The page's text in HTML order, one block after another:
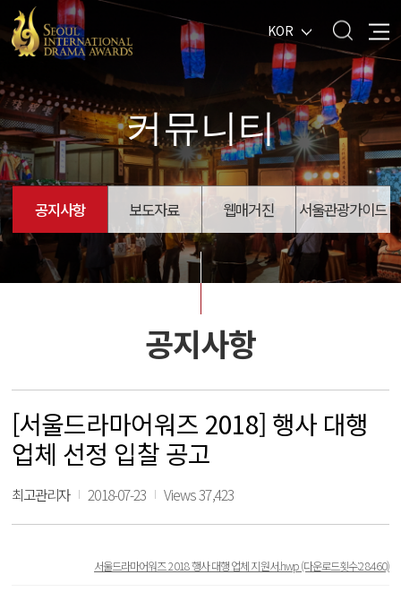
KOR
커뮤니티
공지사항 보도자료 웹매거진 서울관광가이드
공지사항
[서울드라마어워즈 2018] 행사 대행
업체 선정 입찰 공고
최고관리자 2018-07-23 Views 37,423
서울드라마어워즈 2018 행사 대행 업체 지원서.hwp(다운로드횟수:28460)